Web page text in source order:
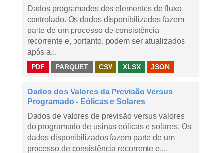
Dados programados dos elementos de fluxo
controlado. Os dados disponibilizados fazem
parte de um processo de consistência
recorrente e, portanto, podem ser atualizados
após a...
PDF PARQUET CSV XLSX JSON
Dados dos Valores da Previsão Versus
Programado - Eólicas e Solares
Dados de valores de previsão versus valores
do programado de usinas eólicas e solares. Os
dados disponibilizados fazem parte de um
processo de consistência recorrente e,...